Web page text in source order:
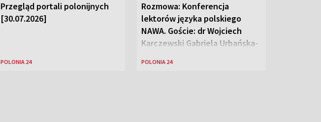
Przegląd portali polonijnych
[30.07.2026]
POLONIA 24
Rozmowa: Konferencja
lektorów języka polskiego
NAWA. Goście: dr Wojciech
Karczewski Gabriela Urbańska-
POLONIA 24